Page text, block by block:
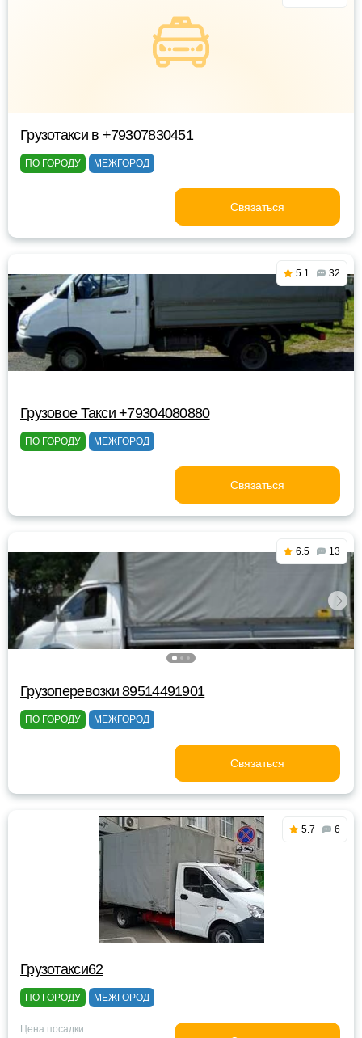
Грузотакси в +79307830451
ПО ГОРОДУ МЕЖГОРОД
Связаться
5.1 32
Грузовое Такси +79304080880
ПО ГОРОДУ МЕЖГОРОД
Связаться
6.5 13
Грузоперевозки 89514491901
ПО ГОРОДУ МЕЖГОРОД
Связаться
5.7 6
Грузотакси62
ПО ГОРОДУ МЕЖГОРОД
Цена посадки